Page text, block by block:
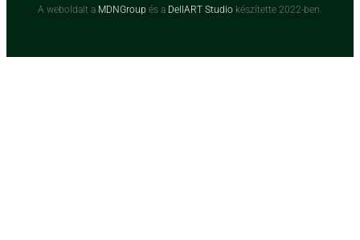
A weboldalt a MDNGroup és a DellART Studio készítette 2022-ben.